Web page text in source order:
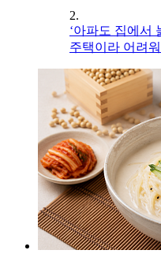
2.
‘아파도 집에서
주택이라 어려워